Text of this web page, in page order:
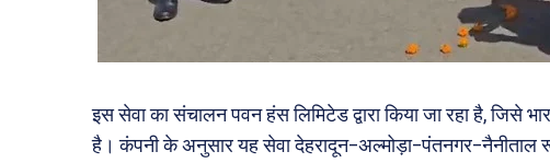
इस सेवा का संचालन पवन हंस लिमिटेड द्वारा किया जा रहा है, जिसे
है। कंपनी के अनुसार यह सेवा देहरादून–अल्मोड़ा–पंतनगर–नैनीताल